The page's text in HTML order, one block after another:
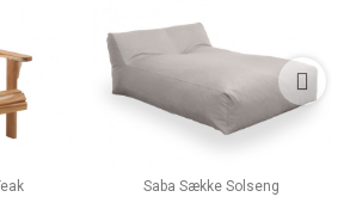
Saba Sække Solseng